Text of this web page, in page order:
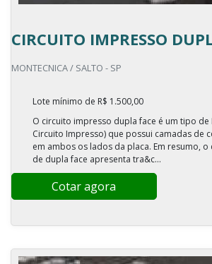
CIRCUITO IMPRESSO
MONTECNICA / SALTO - SP
Lote mínimo de R$ 1.500,00
O circuito impresso dupla face é um tipo de
Circuito Impresso) que possui camadas de
em ambos os lados da placa. Em resumo,
de dupla face apresenta tra&c...
Cotar agora